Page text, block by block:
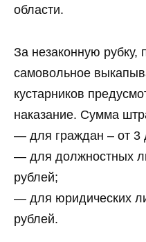
области.
За незаконную рубку,
самовольное
кустарников
наказание. Сумма
— для граждан – от 3
— для должностных
рублей;
— для юридических
рублей.